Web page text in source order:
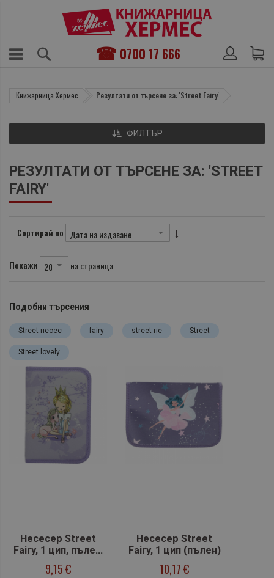
0700 17 666
Книжарница Хермес Резултати от търсене за: 'Street Fairy'
РЕЗУЛТАТИ ОТ ТЪРСЕНЕ ЗА: 'STREET
FAIRY'
Сортирай по
Покажи на страница
Подобни търсения
Street несес fairy street не Street
Street lovely
Несесер Street
Fairy, 1 цип, пълен,
20,5x13x4cm
9,15 €
Несесер Street
Fairy, 1 цип (пълен)
10,17 €
ФИЛТЪР